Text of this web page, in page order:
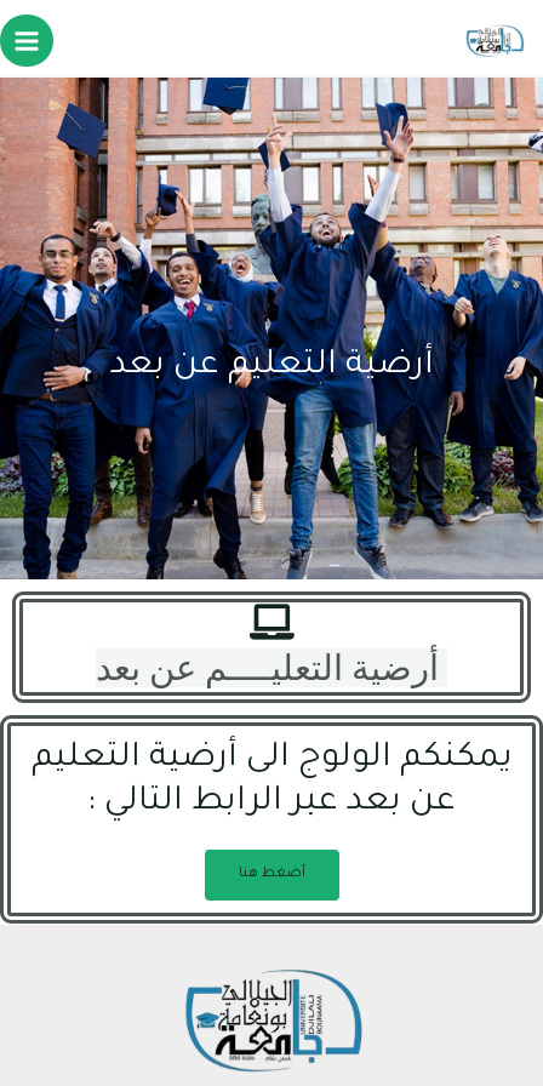
أرضية التعليم عن بعد
أرضية التعليــــم عن بعد
يمكنكم الولوج الى أرضية التعليم
عن بعد عبر الرابط التالي :
أضغط هنا